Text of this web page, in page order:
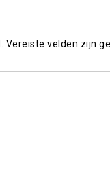
Vereiste velden zijn